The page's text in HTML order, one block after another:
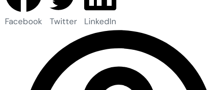
Facebook Twitter LinkedIn